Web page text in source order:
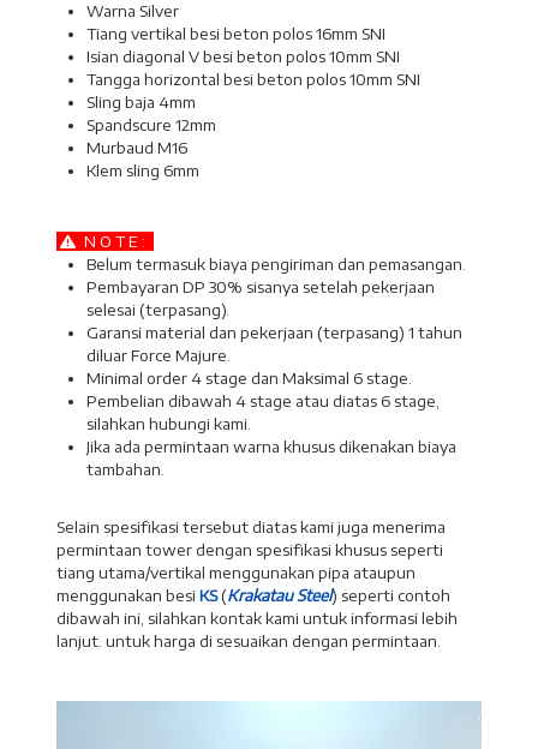
Warna Silver
Tiang vertikal besi beton polos 16mm SNI
Isian diagonal V besi beton polos 10mm SNI
Tangga horizontal besi beton polos 10mm SNI
Sling baja 4mm
Spandscure 12mm
Murbaud M16
Klem sling 6mm
N O T E :
Belum termasuk biaya pengiriman dan pemasangan.
Pembayaran DP 30% sisanya setelah pekerjaan
selesai (terpasang).
Garansi material dan pekerjaan (terpasang) 1 tahun
diluar Force Majure.
Minimal order 4 stage dan Maksimal 6 stage.
Pembelian dibawah 4 stage atau diatas 6 stage,
silahkan hubungi kami.
Jika ada permintaan warna khusus dikenakan biaya
tambahan.
Selain spesifikasi tersebut diatas kami juga menerima
permintaan tower dengan spesifikasi khusus seperti
tiang utama/vertikal menggunakan pipa ataupun
menggunakan besiKS(Krakatau Steel) seperti contoh
dibawah ini, silahkan kontak kami untuk informasi lebih
lanjut. untuk harga di sesuaikan dengan permintaan.